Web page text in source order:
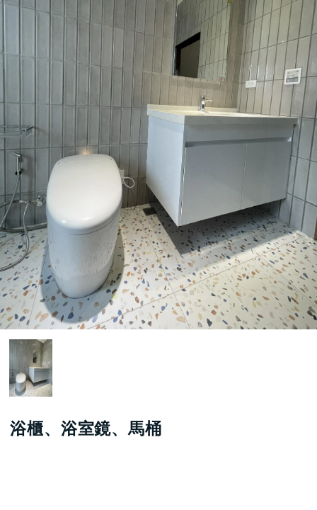
浴櫃、浴室鏡、馬桶